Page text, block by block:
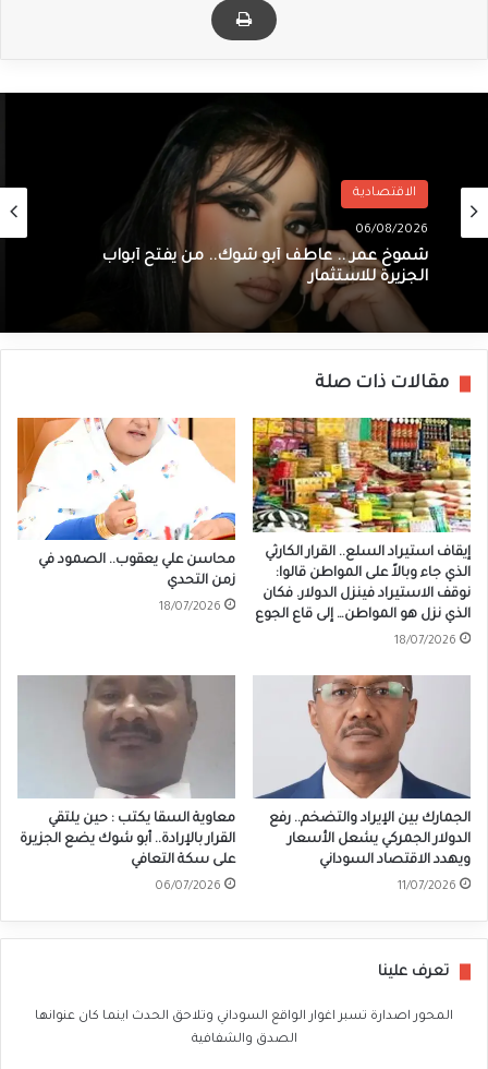
الاقتصادية
06/08/2026
شموخ عمر .. عاطف أبو شوك.. من يفتح أبواب
الجزيرة للاستثمار
مقالات ذات صلة
إيقاف استيراد السلع.. القرار الكارثي
الذي جاء وبالاً على المواطن قالوا:
نوقف الاستيراد فينزل الدولار. فكان
الذي نزل هو المواطن… إلى قاع الجوع
18/07/2026
محاسن علي يعقوب.. الصمود في
زمن التحدي
18/07/2026
الجمارك بين الإيراد والتضخم.. رفع
الدولار الجمركي يشعل الأسعار
ويهدد الاقتصاد السوداني
11/07/2026
معاوية السقا يكتب : حين يلتقي
القرار بالإرادة.. أبو شوك يضع الجزيرة
على سكة التعافي
06/07/2026
تعرف علينا
المحور اصدارة تسبر اغوار الواقع السوداني وتلاحق الحدث اينما كان عنوانها
الصدق والشفافية